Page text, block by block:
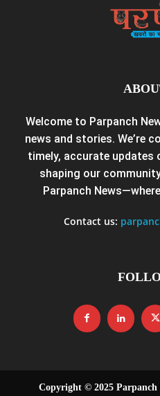
Welcome to Parpanch
news and stories. We’re
timely, accurate updates
shaping our
Parpanch
Contact us:
Copyright © 2025 Parpanch